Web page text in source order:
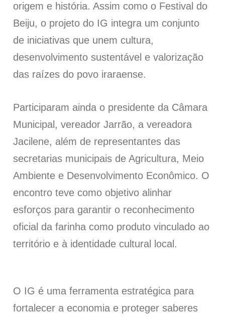
origem e história. Assim como o Festival do
Beiju, o projeto do IG integra um conjunto
de iniciativas que unem cultura,
desenvolvimento sustentável e valorização
das raízes do povo iraraense.
Participaram ainda o presidente da Câmara
Municipal, vereador Jarrão, a vereadora
Jacilene, além de representantes das
secretarias municipais de Agricultura, Meio
Ambiente e Desenvolvimento Econômico. O
encontro teve como objetivo alinhar
esforços para garantir o reconhecimento
oficial da farinha como produto vinculado ao
território e à identidade cultural local.
O IG é uma ferramenta estratégica para
fortalecer a economia e proteger saberes